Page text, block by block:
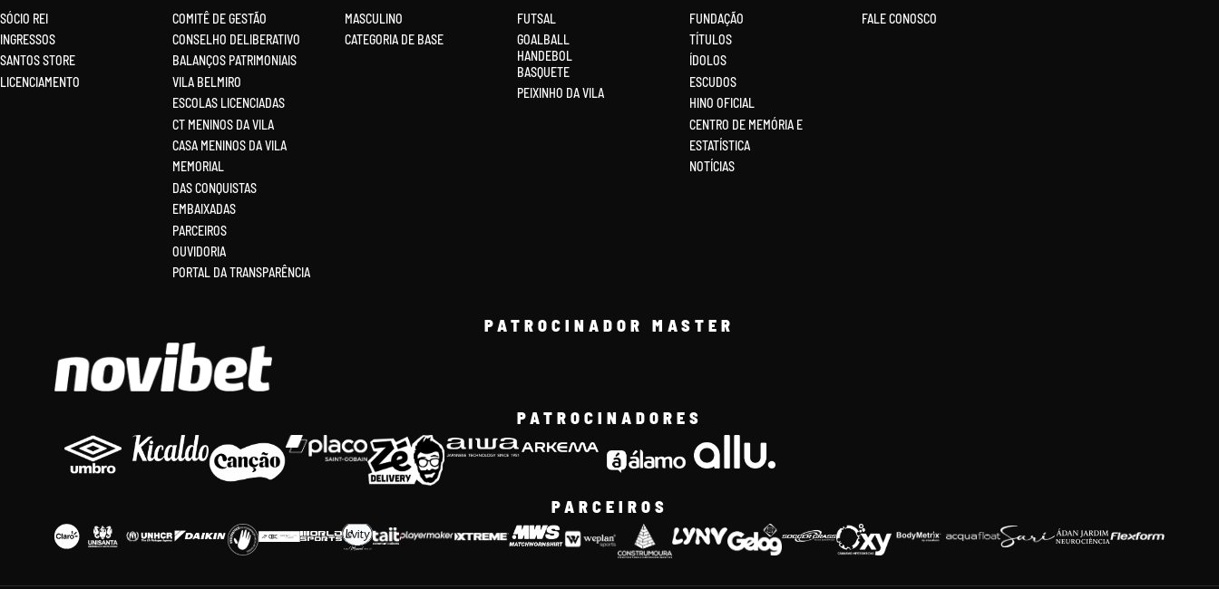
SÓCIO REI
INGRESSOS
SANTOS STORE
LICENCIAMENTO
COMITÊ DE GESTÃO
CONSELHO DELIBERATIVO
BALANÇOS PATRIMONIAIS
VILA BELMIRO
ESCOLAS LICENCIADAS
CT MENINOS DA VILA
CASA MENINOS DA VILA
MEMORIAL
DAS CONQUISTAS
EMBAIXADAS
PARCEIROS
OUVIDORIA
PORTAL DA TRANSPARÊNCIA
MASCULINO
CATEGORIA DE BASE
FUTSAL
GOALBALL
HANDEBOL
BASQUETE
PEIXINHO DA VILA
FUNDAÇÃO
TÍTULOS
ÍDOLOS
ESCUDOS
HINO OFICIAL
CENTRO DE MEMÓRIA E
ESTATÍSTICA
NOTÍCIAS
FALE CONOSCO
PATROCINADOR MASTER
PATROCINADORES
PARCEIROS